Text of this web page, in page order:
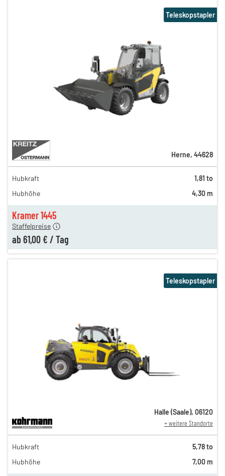
Kramer 1445
110,00 €
88,00 €
Staffelpreise
ab 61,00 € / Tag
Teleskopstapler
Herne, 44628
Hubkraft
1,81 to
Hubhöhe
4,30 m
194,00 €
162,00 €
135,00 €
Teleskopstapler
Halle (Saale), 06120
+ weitere Standorte
Hubkraft
5,78 to
Hubhöhe
7,00 m